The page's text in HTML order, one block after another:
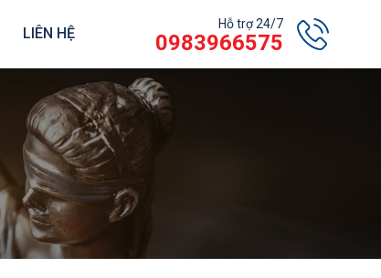
LIÊN HỆ
Hỗ trợ 24/7
0983966575